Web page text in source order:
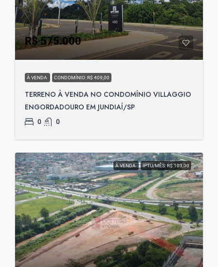
R$ 575.000
À VENDA CONDOMÍNIO: R$ 409,00
TERRENO À VENDA NO CONDOMÍNIO VILLAGGIO
ENGORDADOURO EM JUNDIAÍ/SP
0 0
À VENDA IPTU/MÊS: R$ 103,00